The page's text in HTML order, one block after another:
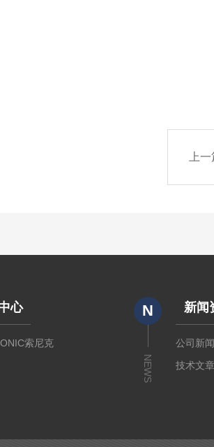
上
心
索尼克
N
NEWS
新闻
公司新
技术文